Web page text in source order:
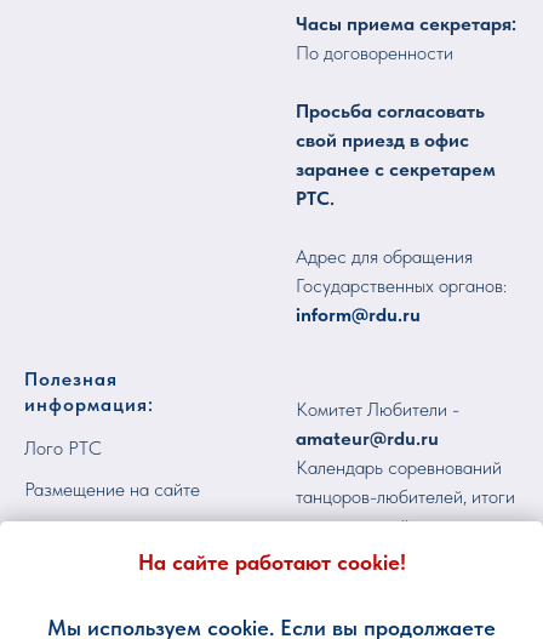
Часы приема секретаря:
По договоренности
Просьба согласовать
свой приезд в офис
заранее с секретарем
РТС.
Адрес для обращения
Государственных органов:
inform@rdu.ru
Полезная
информация:
Лого РТС
Размещение на сайте
Комитет Любители -
amateur@rdu.ru
Календарь соревнований
танцоров-любителей, итоги
соревнований -
calendar@rdu.ru
На сайте работают cookie!
Мы используем cookie. Если вы продолжаете